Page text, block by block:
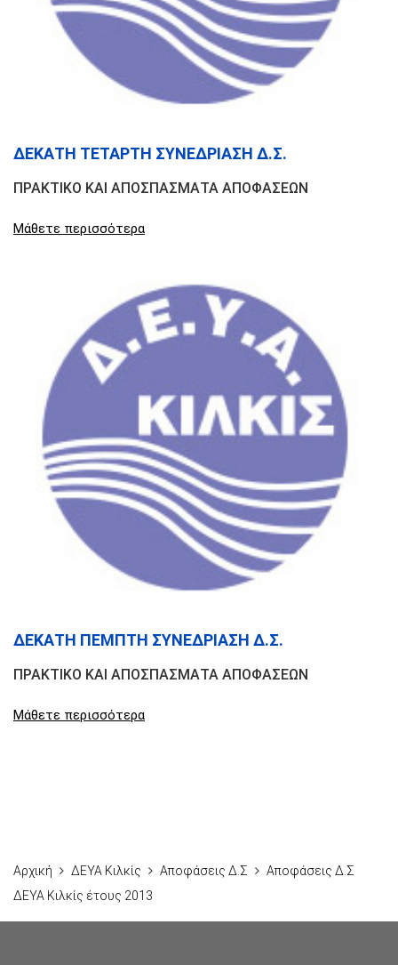
ΔΕΚΑΤΗ ΤΕΤΑΡΤΗ ΣΥΝΕΔΡΙΑΣΗ Δ.Σ.
ΠΡΑΚΤΙΚΟ ΚΑΙ ΑΠΟΣΠΑΣΜΑΤΑ ΑΠΟΦΑΣΕΩΝ
Μάθετε περισσότερα
ΔΕΚΑΤΗ ΠΕΜΠΤΗ ΣΥΝΕΔΡΙΑΣΗ Δ.Σ.
ΠΡΑΚΤΙΚΟ ΚΑΙ ΑΠΟΣΠΑΣΜΑΤΑ ΑΠΟΦΑΣΕΩΝ
Μάθετε περισσότερα
Αρχική ΔΕΥΑ Κιλκίς Αποφάσεις Δ.Σ
Αποφάσεις Δ.Σ
ΔΕΥΑ Κιλκίς έτους 2013